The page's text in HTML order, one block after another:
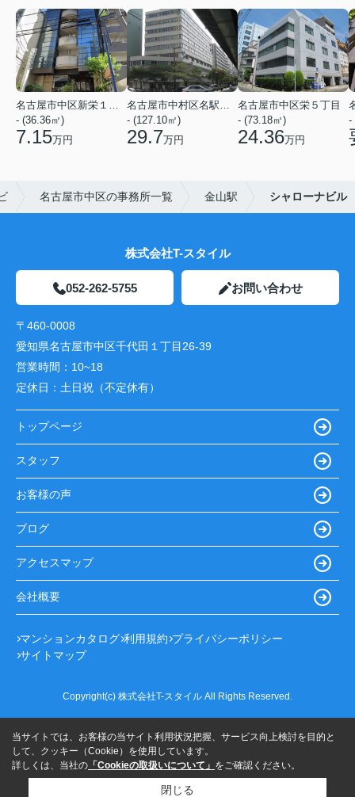
- (36.36㎡)
7.15万円
- (127.10㎡)
29.7万円
名古屋市中区栄５丁目
- (73.18㎡)
24.36万円
-
名古屋市中区の事務所一覧 金山駅 シャローナビル
株式会社T-スタイル
052-262-5755 お問い合わせ
〒460-0008
愛知県名古屋市中区千代田１丁目26-39
営業時間： 10~18
定休日： 土日祝（不定休有）
トップページ
スタッフ
お客様の声
ブログ
アクセスマップ
会社概要
マンションカタログ 利用規約 プライバシーポリシー
サイトマップ
Copyright(c) 株式会社T-スタイル All Rights Reserved.
当サイトでは、お客様の当サイト利用状況把握、サービス向上検討を目的と
して、クッキー（Cookie）を使用しています。
詳しくは、当社の 「Cookieの取扱いについて」 をご確認ください。
閉じる